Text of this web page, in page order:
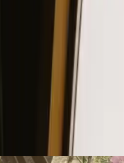
Gavekort